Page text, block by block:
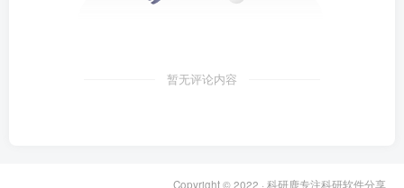
暂无评论内容
Copyright © 2022 · 科研鹿专注科研软件分享